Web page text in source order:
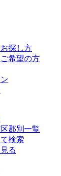
探し方
希望の方
郡別一覧
検索
る